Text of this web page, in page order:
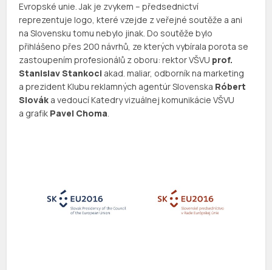
Evropské unie. Jak je zvykem – předsednictví
reprezentuje logo, které vzejde z veřejné soutěže a ani
na Slovensku tomu nebylo jinak. Do soutěže bylo
přihlášeno přes 200 návrhů, ze kterých vybírala porota se
zastoupením profesionálů z oboru: rektor VŠVU prof.
Stanislav Stankoci akad. maliar, odborník na marketing
a prezident Klubu reklamných agentúr Slovenska Róbert
Slovák a vedoucí Katedry vizuálnej komunikácie VŠVU
a grafik Pavel Choma.